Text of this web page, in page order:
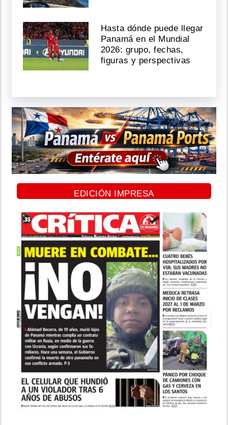
Hasta dónde puede llegar
Panamá en el Mundial
2026: grupo, fechas,
figuras y perspectivas
EDICIÓN IMPRESA